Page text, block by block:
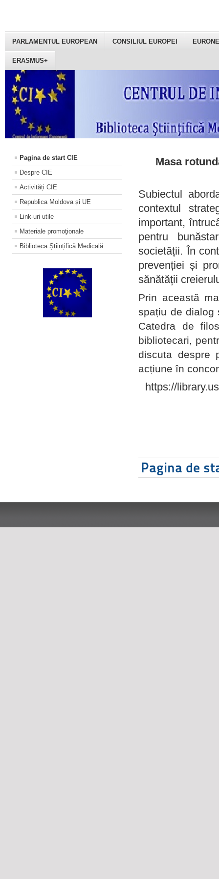
PARLAMENTUL EUROPEAN CONSILIUL EUROPEI
ERASMUS+
Pagina de start CIE
Despre CIE
Activități CIE
Republica Moldova și UE
Link-uri utile
Materiale promoţionale
Biblioteca Științifică Medicală
Masa
Subiectul
contextul
important,
pentru
societății. În
prevenției și
sănătății
Prin această
spațiu de dialog
Catedra de
bibliotecari,
discuta despre
acțiune în
https://
Pagina de